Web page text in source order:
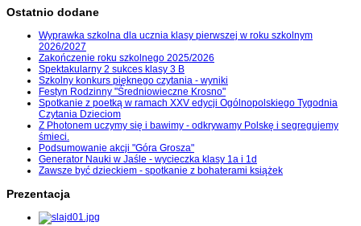
Ostatnio dodane
Wyprawka szkolna dla ucznia klasy pierwszej w roku szkolnym
2026/2027
Zakończenie roku szkolnego 2025/2026
Spektakularny 2 sukces klasy 3 B
Szkolny konkurs pięknego czytania - wyniki
Festyn Rodzinny "Średniowieczne Krosno"
Spotkanie z poetką w ramach XXV edycji Ogólnopolskiego Tygodnia
Czytania Dzieciom
Z Photonem uczymy się i bawimy - odkrywamy Polskę i segregujemy
śmieci.
Podsumowanie akcji "Góra Grosza"
Generator Nauki w Jaśle - wycieczka klasy 1a i 1d
Zawsze być dzieckiem - spotkanie z bohaterami książek
Prezentacja